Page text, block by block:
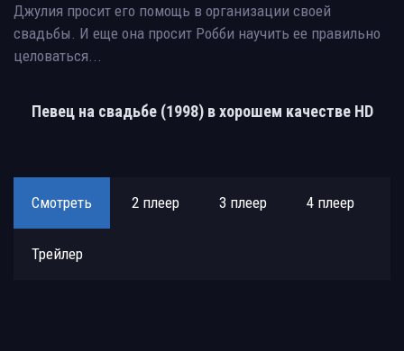
Джулия просит его помощь в организации своей
свадьбы. И еще она просит Робби научить ее правильно
целоваться...
Певец на свадьбе (1998) в хорошем качестве HD
Смотреть 2 плеер 3 плеер 4 плеер
Трейлер